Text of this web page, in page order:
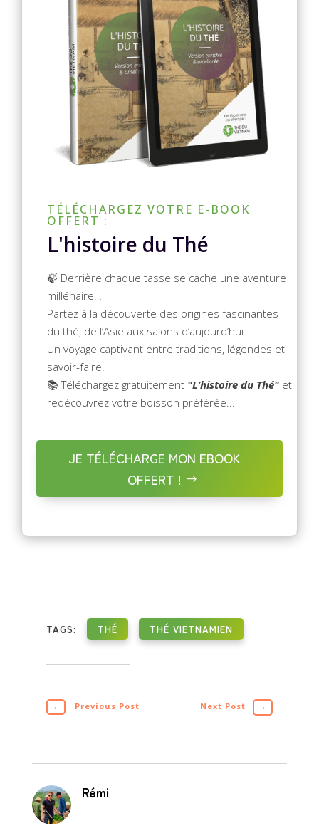
TÉLÉCHARGEZ VOTRE E-BOOK
OFFERT :
L'histoire du Thé
🍃 Derrière chaque tasse se cache une aventure
millénaire…
Partez à la découverte des origines fascinantes
du thé, de l’Asie aux salons d’aujourd’hui.
Un voyage captivant entre traditions, légendes et
savoir-faire.
📚 Téléchargez gratuitement "L’histoire du Thé" et
redécouvrez votre boisson préférée...
JE TÉLÉCHARGE MON EBOOK
OFFERT !
TAGS: THÉ THÉ VIETNAMIEN
← Previous Post Next Post →
Rémi